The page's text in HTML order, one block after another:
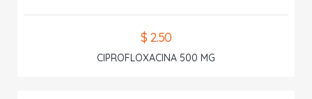
$ 2.50
CIPROFLOXACINA 500 MG